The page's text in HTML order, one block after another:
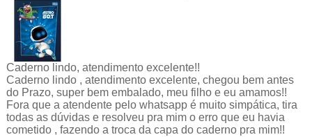
Caderno lindo, atendimento excelente!!
Caderno lindo , atendimento excelente, chegou bem antes
do Prazo, super bem embalado, meu filho e eu amamos!!
Fora que a atendente pelo whatsapp é muito simpática, tira
todas as dúvidas e resolveu pra mim o erro que eu havia
cometido , fazendo a troca da capa do caderno pra mim!!